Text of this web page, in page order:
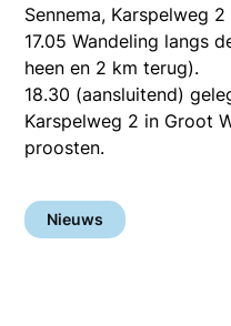
Sennema, Karspelweg
17.05 Wandeling langs
heen en 2 km terug).
18.30 (aansluitend)
Karspelweg 2 in Groot
proosten.
Nieuws